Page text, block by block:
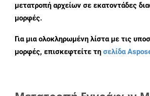
μετατροπή αρχείων σε εκατοντάδες
μορφές.
Για μια ολοκληρωμένη λίστα με τις
μορφές, επισκεφτείτε τη σελίδα